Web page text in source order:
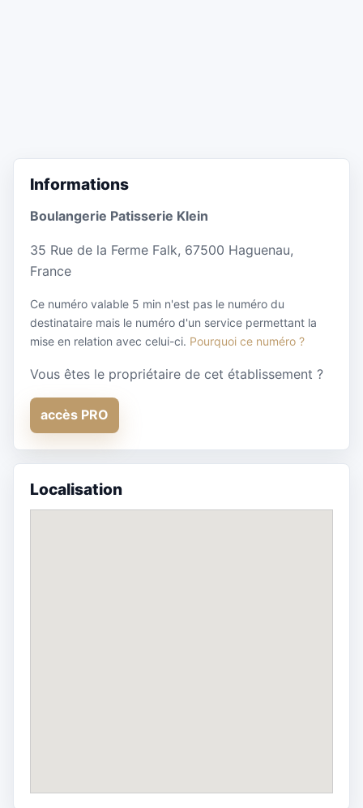
Informations
Boulangerie Patisserie Klein
35 Rue de la Ferme Falk, 67500 Haguenau,
France
Ce numéro valable 5 min n'est pas le numéro du
destinataire mais le numéro d'un service permettant la
mise en relation avec celui-ci. Pourquoi ce numéro ?
Vous êtes le propriétaire de cet établissement ?
accès PRO
Localisation